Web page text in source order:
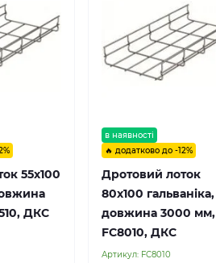
55х100
ДКС
в наявності
🔥 додатково до -12%
Дротовий лоток
80х100 гальваніка,
довжина 3000 мм,
FC8010, ДКС
Артикул: FC8010